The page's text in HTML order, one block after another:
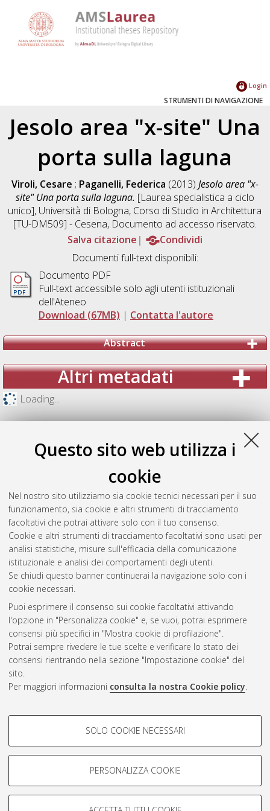
Questo sito web utilizza i
cookie
Nel nostro sito utilizziamo sia cookie tecnici necessari per il suo
funzionamento, sia cookie e altri strumenti di tracciamento
facoltativi che potrai attivare solo con il tuo consenso.
Cookie e altri strumenti di tracciamento facoltativi sono usati per
analisi statistiche, misure sull'efficacia della comunicazione
istituzionale e analisi dei comportamenti degli utenti.
Se chiudi questo banner continuerai la navigazione solo con i
cookie necessari.
Puoi esprimere il consenso sui cookie facoltativi attivando
l'opzione in "Personalizza cookie" e, se vuoi, potrai esprimere
consensi più specifici in "Mostra cookie di profilazione".
Potrai sempre rivedere le tue scelte e verificare lo stato dei
consensi rientrando nella sezione "Impostazione cookie" del
sito.
Per maggiori informazioni consulta la nostra Cookie policy.
COOKIE DI PROFILAZIONE -
Si tratta di cookie utilizzati per analizzare le caratteristiche della
navigazione degli utenti, creare profili in base al loro comportamento
Mostra cookie di profilazione
SOLO COOKIE NECESSARI
PERSONALIZZA COOKIE
Login
STRUMENTI DI NAVIGAZIONE
Jesolo area "x-site" Una
porta sulla laguna
Viroli, Cesare ; Paganelli, Federica (2013) Jesolo area "x-
site" Una porta sulla laguna. [Laurea specialistica a ciclo
unico], Università di Bologna, Corso di Studio inArchitettura
[TU-DM509] - Cesena, Documento ad accesso riservato.
Salva citazione
Condividi
Documenti full-text disponibili:
Documento PDF
Full-text accessibile solo agli utenti istituzionali
dell'Ateneo
Download (67MB) | Contatta l'autore
Abstract
Altri metadati
Loading...
Gestione del documento:
Atom
Rss 1.0
Rss 2.0
AMS Laurea
Impostazioni Cookie
Informativa sulla privacy
Condizioni d’uso del sito